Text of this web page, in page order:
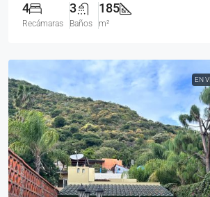
4
Recámaras
3
Baños
185
m²
EN